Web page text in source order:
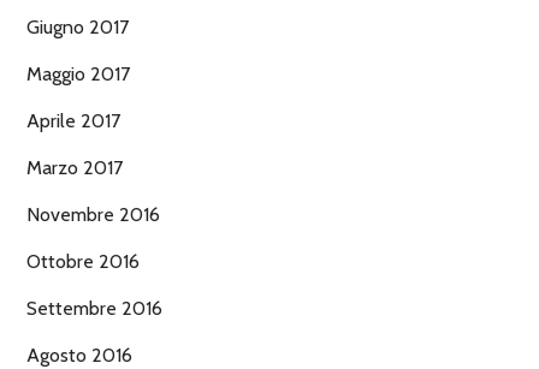
Giugno 2017
Maggio 2017
Aprile 2017
Marzo 2017
Novembre 2016
Ottobre 2016
Settembre 2016
Agosto 2016